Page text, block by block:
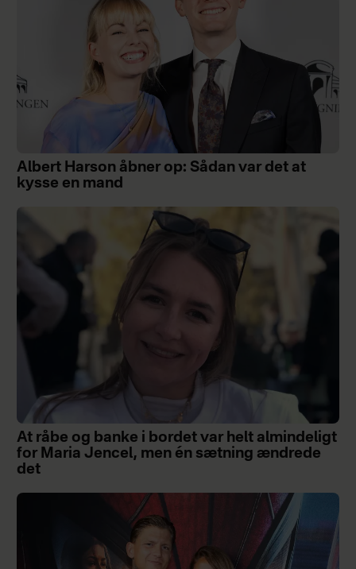
Albert Harson åbner op: Sådan var det at
kysse en mand
At råbe og banke i bordet var helt almindeligt
for Maria Jencel, men én sætning ændrede
det